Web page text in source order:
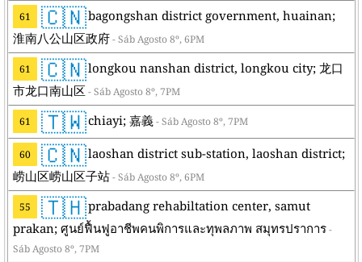
61 🇨🇳bagongshan district government, huainan;
淮南八公山区政府- Sáb Agosto 8º, 6PM
61 🇨🇳longkou nanshan district, longkou city; 龙口
市龙口南山区 - Sáb Agosto 8º, 7PM
61 🇹🇼chiayi; 嘉義- Sáb Agosto 8º, 7PM
60 🇨🇳laoshan district sub-station, laoshan district;
崂山区崂山区子站- Sáb Agosto 8º, 6PM
55 🇹🇭prabadang rehabiltation center, samut
prakan; ศูนย์ฟื้นฟูอาชีพคนพิการและทุพลภาพ สมุทรปราการ-
Sáb Agosto 8º, 7PM